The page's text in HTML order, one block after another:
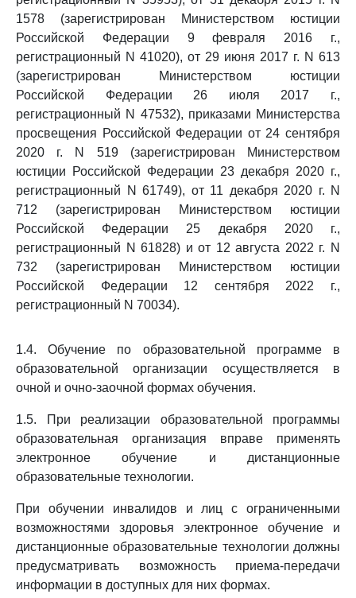
1578 (зарегистрирован Министерством юстиции
Российской Федерации 9 февраля 2016 г.,
регистрационный N 41020), от 29 июня 2017 г. N 613
(зарегистрирован Министерством юстиции
Российской Федерации 26 июля 2017 г.,
регистрационный N 47532), приказами Министерства
просвещения Российской Федерации от 24 сентября
2020 г. N 519 (зарегистрирован Министерством
юстиции Российской Федерации 23 декабря 2020 г.,
регистрационный N 61749), от 11 декабря 2020 г. N
712 (зарегистрирован Министерством юстиции
Российской Федерации 25 декабря 2020 г.,
регистрационный N 61828) и от 12 августа 2022 г. N
732 (зарегистрирован Министерством юстиции
Российской Федерации 12 сентября 2022 г.,
регистрационный N 70034).
1.4. Обучение по образовательной программе в
образовательной организации осуществляется в
очной и очно-заочной формах обучения.
1.5. При реализации образовательной программы
образовательная организация вправе применять
электронное обучение и дистанционные
образовательные технологии.
При обучении инвалидов и лиц с ограниченными
возможностями здоровья электронное обучение и
дистанционные образовательные технологии должны
предусматривать возможность приема-передачи
информации в доступных для них формах.